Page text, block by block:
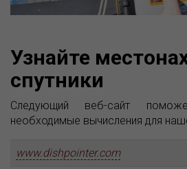
Узнайте
спутники
Следующий веб-сайт
необходимые вычисления для
www.dishpointer.com